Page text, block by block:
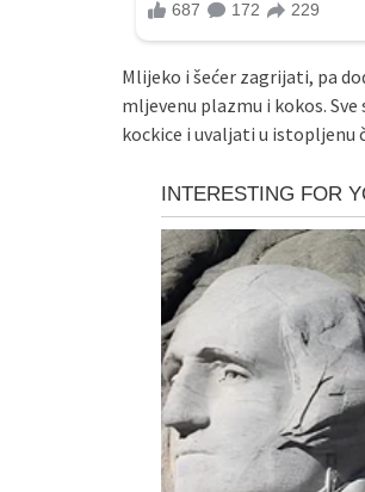
Mlijeko i šećer zagrijati, pa
mljevenu plazmu i kokos.
kockice i uvaljati u istopljenu